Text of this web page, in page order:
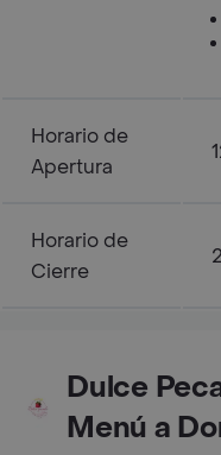
Horario de
Apertura
Horario de
Cierre
Dulce
Menú a